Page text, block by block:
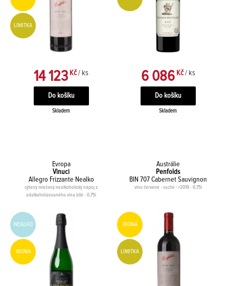
LIMITKA
14 123 Kč / ks
Skladem
6 086 Kč / ks
Skladem
Evropa
Vinuci
Allegro Frizzante Nealko
sýtený miešaný nealkoholický nápoj z
odalkoholizovaného vína bílé - 0,75l
NEALKO
IKONA
Austrálie
Penfolds
BIN 707 Cabernet Sauvignon
víno červené - suché - r2019 - 0,75l
IKONA
LIMITKA